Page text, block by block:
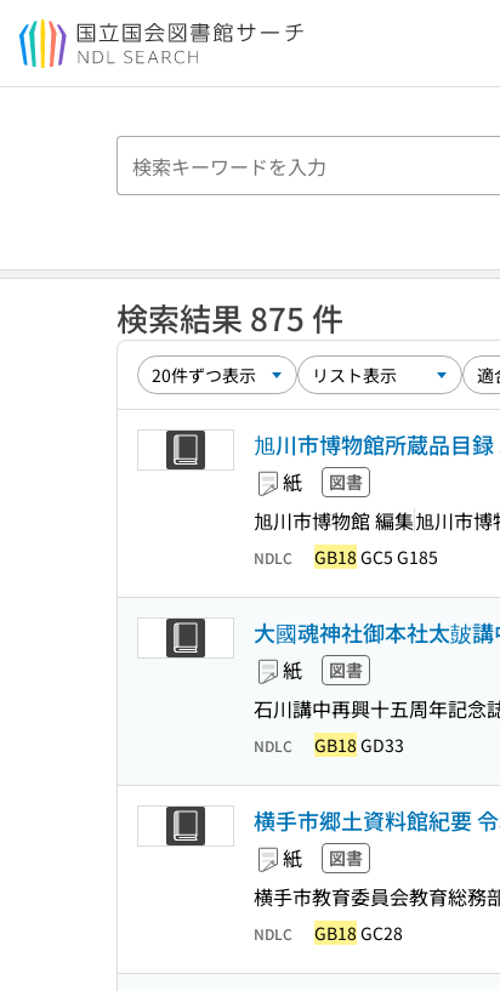
本文へ移動
検索結果 875 件
旭川市博物館所蔵品目録
紙 図書
旭川市博物館 編集旭川市博
NDLC GB18 GC5 G185
大國魂神社御本社太皷
紙 図書
石川講中再興十五周年記念
NDLC GB18 GD33
横手市郷土資料館紀要
紙 図書
横手市教育委員会教育総務
NDLC GB18 GC28